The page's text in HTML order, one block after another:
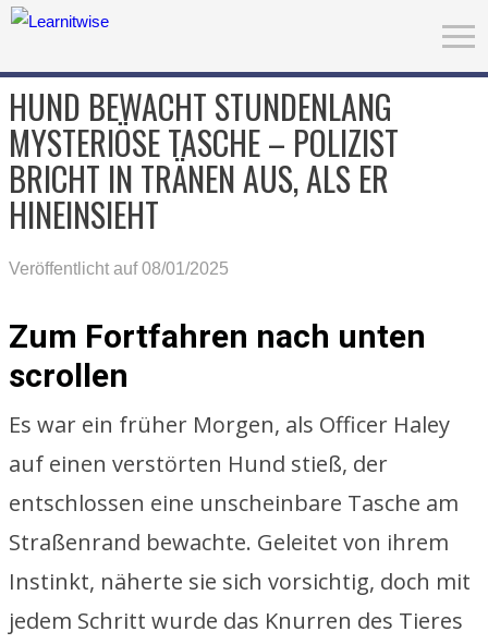
HUND BEWACHT STUNDENLANG
MYSTERIÖSE TASCHE – POLIZIST
BRICHT IN TRÄNEN AUS, ALS ER
HINEINSIEHT
Veröffentlicht auf 08/01/2025
Zum Fortfahren nach unten
scrollen
Es war ein früher Morgen, als Officer Haley
auf einen verstörten Hund stieß, der
entschlossen eine unscheinbare Tasche am
Straßenrand bewachte. Geleitet von ihrem
Instinkt, näherte sie sich vorsichtig, doch mit
jedem Schritt wurde das Knurren des Tieres